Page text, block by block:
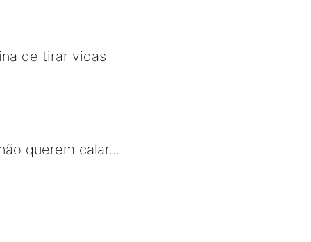
de tirar vidas
querem calar...